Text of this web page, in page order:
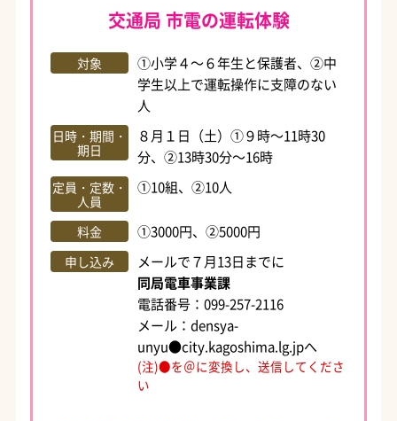
交通局 市電の運転体験
対象
①小学４～６年生と保護者、②中
学生以上で運転操作に支障のない
人
日時・期間・
期日
８月１日（土）①９時～11時30
分、②13時30分～16時
定員・定数・
人員
①10組、②10人
料金 ①3000円、②5000円
申し込み
メールで７月13日までに
同局電車事業課
電話番号：099-257-2116
メール：densya-
unyu●city.kagoshima.lg.jpへ
(注)●を＠に変換し、送信してくださ
い